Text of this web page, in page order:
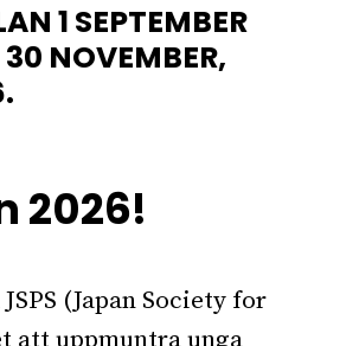
1 SEPTEMBER
NOVEMBER,
2026!
(Japan Society for
att uppmuntra unga